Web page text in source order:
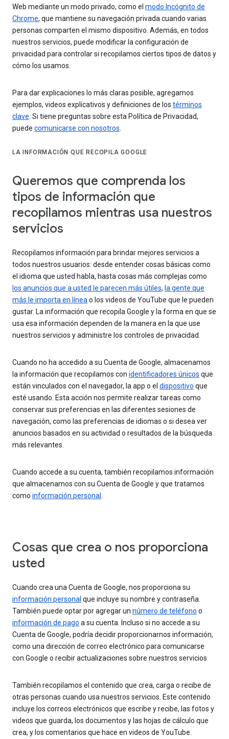
Web mediante un modo privado, como el modo Incógnito de
Chrome, que mantiene su navegación privada cuando varias
personas comparten el mismo dispositivo. Además, en todos
nuestros servicios, puede modificar la configuración de
privacidad para controlar si recopilamos ciertos tipos de datos y
cómo los usamos.
Para dar explicaciones lo más claras posible, agregamos
ejemplos, videos explicativos y definiciones de los términos
clave. Si tiene preguntas sobre esta Política de Privacidad,
puede comunicarse con nosotros.
LA INFORMACIÓN QUE RECOPILA GOOGLE
Queremos que comprenda los
tipos de información que
recopilamos mientras usa nuestros
servicios
Recopilamos información para brindar mejores servicios a
todos nuestros usuarios: desde entender cosas básicas como
el idioma que usted habla, hasta cosas más complejas como
los anuncios que a usted le parecen más útiles, la gente que
más le importa en líneao los videos de YouTube que le pueden
gustar. La información que recopila Google y la forma en que se
usa esa información dependen de la manera en la que use
nuestros servicios y administre los controles de privacidad.
Cuando no ha accedido a su Cuenta de Google, almacenamos
la información que recopilamos con identificadores únicos que
están vinculados con el navegador, la app o el dispositivo que
esté usando. Esta acción nos permite realizar tareas como
conservar sus preferencias en las diferentes sesiones de
navegación, como las preferencias de idiomas o si desea ver
anuncios basados en su actividad o resultados de la búsqueda
más relevantes.
Cuando accede a su cuenta, también recopilamos información
que almacenamos con su Cuenta de Google y que tratamos
como información personal.
Cosas que crea o nos proporciona
usted
Cuando crea una Cuenta de Google, nos proporciona su
información personal que incluye su nombre y contraseña.
También puede optar por agregar un número de teléfono o
información de pago a su cuenta. Incluso si no accede a su
Cuenta de Google, podría decidir proporcionarnos información,
como una dirección de correo electrónico para comunicarse
con Google o recibir actualizaciones sobre nuestros servicios
También recopilamos el contenido que crea, carga o recibe de
otras personas cuando usa nuestros servicios. Este contenido
incluye los correos electrónicos que escribe y recibe, las fotos y
videos que guarda, los documentos y las hojas de cálculo que
crea, y los comentarios que hace en videos de YouTube.